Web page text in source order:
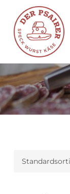
Hauptinhalt
springen